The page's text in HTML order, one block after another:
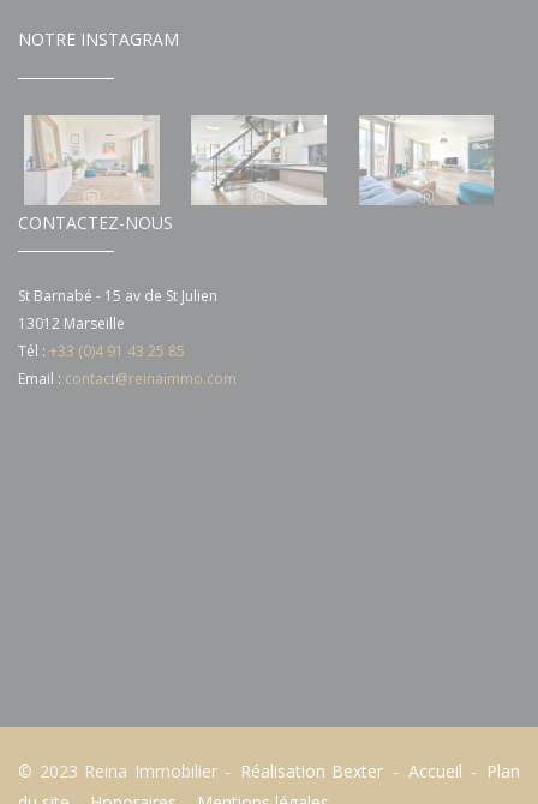
NOTRE INSTAGRAM
CONTACTEZ-NOUS
St Barnabé - 15 av de St Julien
13012 Marseille
Tél : +33 (0)4 91 43 25 85
Email : contact@reinaimmo.com
© 2023 Reina Immobilier - Réalisation Bexter - Accueil - Plan